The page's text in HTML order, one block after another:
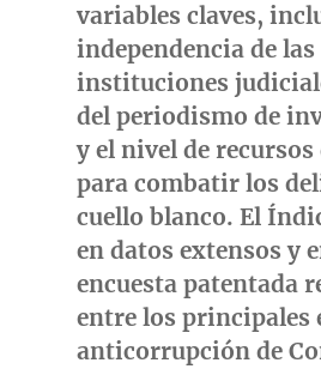
variables claves,
independencia de las
instituciones
del periodismo de
y el nivel de
para combatir los
cuello blanco. El
en datos extensos y
encuesta patentada
entre los principales
anticorrupción de